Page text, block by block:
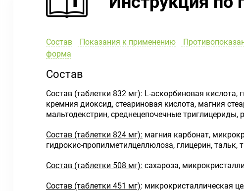
Состав Показания к применению
форма
Состав
Состав (таблетки 832 мг): L-аскорбиновая кислота,
кремния диоксид, стеариновая кислота, магния
мальтодекстрин, среднецепочечные триглицериды,
Состав (таблетки 824 мг): магния карбонат,
гидрокис-пропилметилцеллюлоза, глицерин,
Состав (таблетки 508 мг): сахароза,
Состав (таблетки 451 мг): микрокристаллическая